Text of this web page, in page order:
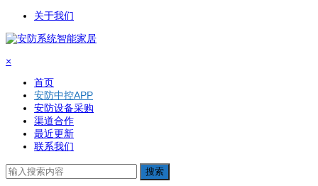
关于我们
×
首页
安防中控APP
安防设备采购
渠道合作
最近更新
联系我们
搜索